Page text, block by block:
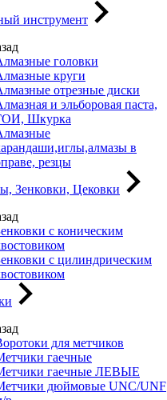
инструмент
головки
круги
отрезные диски
и эльборовая паста,
Шкурка
в
резцы
Зенковки, Цековки
с коническим
с цилиндрическим
для метчиков
гаечные
гаечные ЛЕВЫЕ
дюймовые UNC/UNF